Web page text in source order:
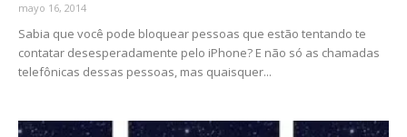
mayo 16, 2014
Sabia que você pode bloquear pessoas que estão tentando te
contatar desesperadamente pelo iPhone? E não só as chamadas
telefônicas dessas pessoas, mas quaisquer...